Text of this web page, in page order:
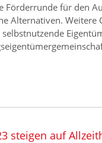
Förderrunde für den
Alternativen. Weitere
steigen auf